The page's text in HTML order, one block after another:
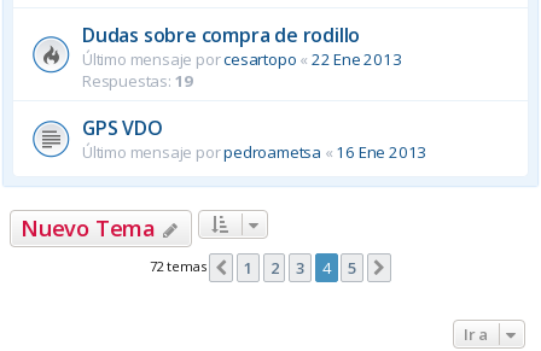
Dudas sobre compra de rodillo
Último mensaje porcesartopo « 22 Ene 2013
Respuestas: 19
GPS VDO
Último mensaje porpedroametsa « 16 Ene 2013
Nuevo Tema
72 temas Anterior
1 2 3 4 5
Ir a